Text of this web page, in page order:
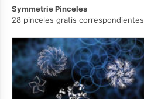
Symmetrie Pinceles
28 pinceles gratis correspondientes